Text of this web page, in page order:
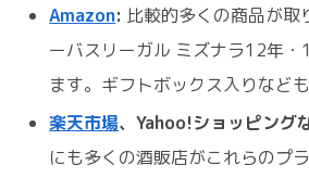
Amazon: 比較的多くの商品が取
ーバスリーガル ミズナラ12年
ます。ギフトボックス入りなど
楽天市場、Yahoo!ショッピング
にも多くの酒販店がこれらのプ